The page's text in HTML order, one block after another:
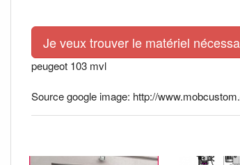
Je veux trouver le matériel
peugeot 103 mvl
Source google image: http://